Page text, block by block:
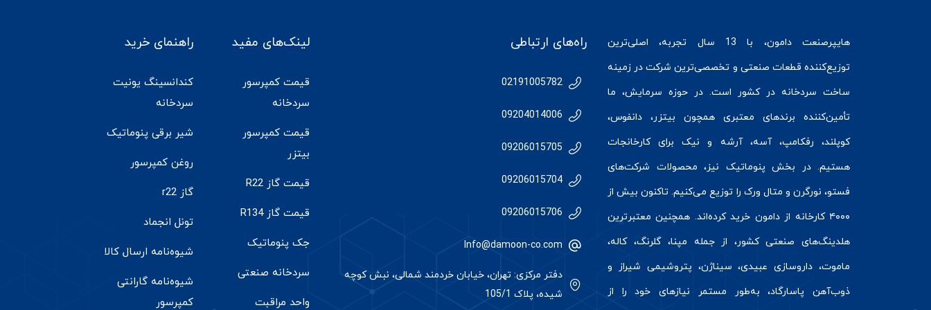
هایپرصنعت
دامون، با 13 سال تجربه، اصلی‌ترین
توزیع‌کننده قطعات صنعتی و تخصصی‌ترین شرکت در زمینه
ساخت سردخانه در کشور است. در حوزه سرمایش، ما
تأمین‌کننده برندهای معتبری همچون بیتزر، دانفوس،
کوپلند، رفکامپ، آسه، آرشه و نیک برای کارخانجات
هستیم. در بخش پنوماتیک نیز، محصولات شرکت‌های
فستو، نورگرن و متال ورک را توزیع می‌کنیم. تاکنون بیش از
۴۰۰۰ کارخانه از دامون خرید کرده‌اند. همچنین معتبرترین
هلدینگ‌های صنعتی کشور، از جمله مپنا، گلرنگ، کاله،
ماموت، داروسازی عبیدی، سیناژن، پتروشیمی شیراز و
ذوب‌آهن پاسارگاد، به‌طور مستمر نیازهای خود را از
راه‌های ارتباطی
02191005782
09204014006
09206015705
09206015704
09206015706
Info@damoon-co.com
دفتر مرکزی: تهران، خیابان خردمند شمالی، نبش کوچه
شیده، پلاک 105/1
لینک‌های مفید
قیمت کمپرسور
سردخانه
قیمت کمپرسور
بیتزر
قیمت گاز R22
قیمت گاز R134
جک پنوماتیک
سردخانه صنعتی
واحد مراقبت
راهنمای خرید
کندانسینگ یونیت
سردخانه
شیر برقی پنوماتیک
روغن کمپرسور
گاز r22
تونل انجماد
شیوه‌نامه ارسال کالا
شیوه‌نامه گارانتی
کمپرسور